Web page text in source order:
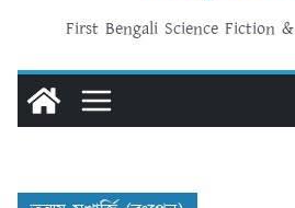
First Bengali Science Fiction